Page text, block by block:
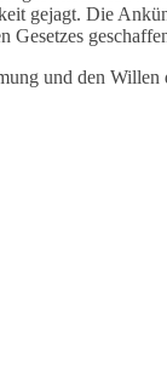
gejagt. Die
Gesetzes
und den Willen